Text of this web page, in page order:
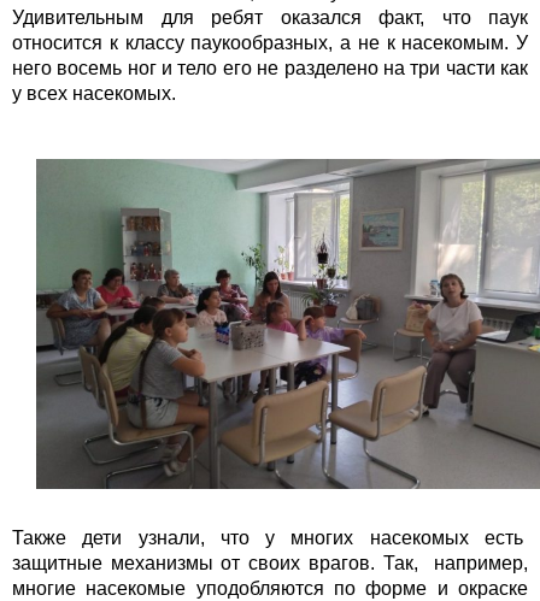
Удивительным для ребят оказался факт, что паук
относится к классу паукообразных, а не к насекомым. У
него восемь ног и тело его не разделено на три части как
у всех насекомых.
Также дети узнали, что у многих насекомых есть
защитные механизмы от своих врагов. Так, например,
многие насекомые уподобляются по форме и окраске